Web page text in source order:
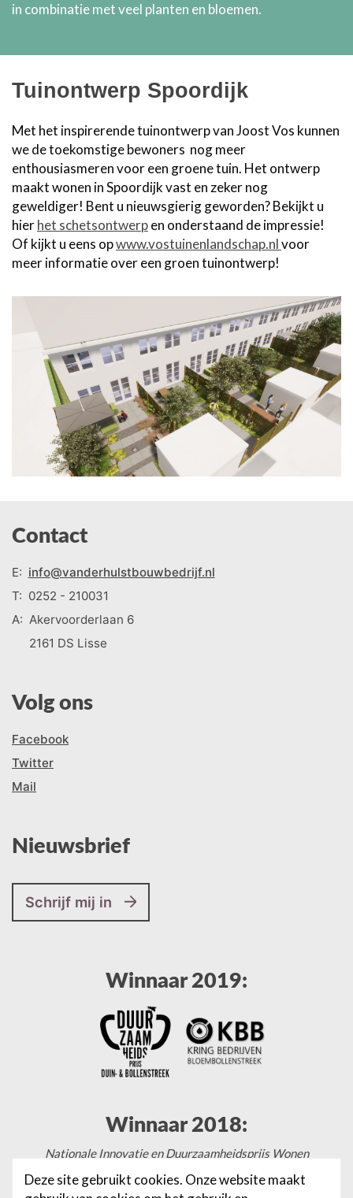
in combinatie met veel planten en bloemen.
Tuinontwerp Spoordijk
Met het inspirerende tuinontwerp van Joost Vos kunnen
we de toekomstige bewoners nog meer
enthousiasmeren voor een groene tuin. Het ontwerp
maakt wonen in Spoordijk vast en zeker nog
geweldiger! Bent u nieuwsgierig geworden? Bekijkt u
hierhet schetsontwerpen onderstaand de impressie!
Of kijkt u eens opwww.vostuinenlandschap.nlvoor
meer informatie over een groen tuinontwerp!
Contact
E: info@vanderhulstbouwbedrijf.nl
T: 0252 - 210031
A: Akervoorderlaan 6
2161 DS Lisse
Volg ons
Facebook
Twitter
Mail
Nieuwsbrief
Schrijf mij in
Winnaar 2019:
Winnaar 2018:
Nationale Innovatie en Duurzaamheidsprijs Wonen
Deze site gebruikt cookies. Onze website maakt